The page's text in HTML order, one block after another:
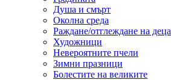
Душа и смърт
Околна среда
Раждане/отглеждане на деца
Художници
Невероятните пчели
Зимни празници
Болестите на великите